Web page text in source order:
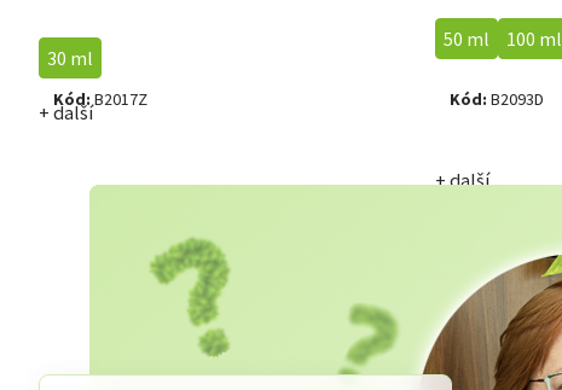
30 ml
+ další
Kód: B2017Z
50 ml 100 ml
+ další
Kód: B2093D